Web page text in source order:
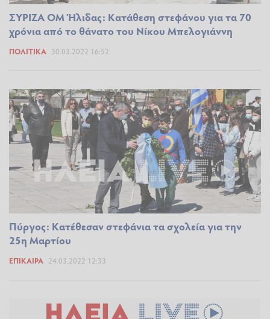
ΣΥΡΙΖΑ ΟΜ Ήλιδας: Κατάθεση στεφάνου για τα 70
χρόνια από το θάνατο του Νίκου Μπελογιάννη
ΠΟΛΙΤΙΚΆ 30.03.2022 16:52
Πύργος: Κατέθεσαν στεφάνια τα σχολεία για την
25η Μαρτίου
ΕΠΊΚΑΙΡΑ 24.03.2022 12:33